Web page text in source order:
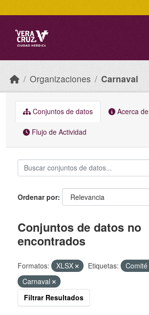
Organizaciones Carnaval
Conjuntos de datos Acerca de
Flujo de Actividad
Ordenar por
Conjuntos de datos no
encontrados
Formatos: XLSX Etiquetas:
Comité
Carnaval
Filtrar Resultados